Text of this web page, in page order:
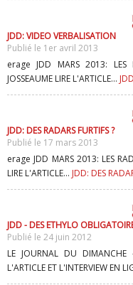
JDD: VIDEO VERBALISATION
Publié le 1er avril 2013
erage JDD MARS 2013: LES
JOSSEAUME LIRE L'ARTICLE...
JDD: DES RADARS FURTIFS ?
Publié le 17 mars 2013
erage JDD MARS 2013: LES
LIRE L'ARTICLE... JDD: DES
JDD - DES ETHYLO
Publié le 24 juin 2012
LE JOURNAL DU DIMANCHE
L'ARTICLE ET L'INTERVIEW EN